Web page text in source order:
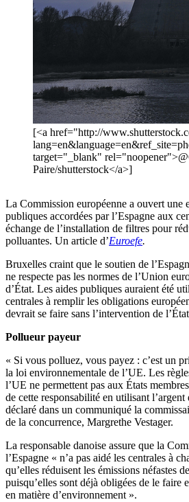
[<a href="http://
target="_blank"
Paire/shutterstock</a>]
La Commission européenne a ouvert une
publiques accordées par l’Espagne aux
échange de l’installation de filtres pour
polluantes. Un article d’Euroefe.
Bruxelles craint que le soutien de
ne respecte pas les normes de l’Union
d’État. Les aides publiques auraient été
centrales à remplir les obligations
devrait se faire sans l’intervention de
Pollueur payeur
« Si vous polluez, vous payez : c’est un
la loi environnementale de l’UE. Les
l’UE ne permettent pas aux États
de cette responsabilité en utilisant
déclaré dans un communiqué la
de la concurrence, Margrethe Vestager.
La responsable danoise assure que la
l’Espagne « n’a pas aidé les centrales à
qu’elles réduisent les émissions néfastes
puisqu’elles sont déjà obligées de le faire
en matière d’environnement ».